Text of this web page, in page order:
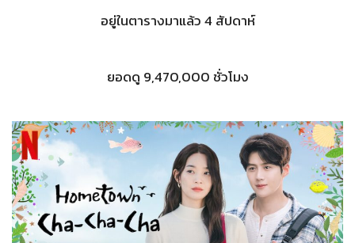
อยู่ในตารางมาแล้ว 4 สัปดาห์
ยอดดู 9,470,000 ชั่วโมง